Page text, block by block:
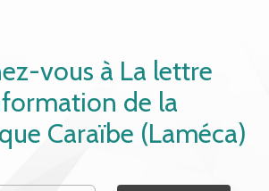
vous à La lettre
de la
Caraïbe (Laméca)